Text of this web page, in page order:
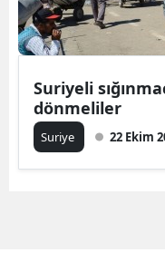
Suriyeli
dönmeliler
Suriye 22 Ekim